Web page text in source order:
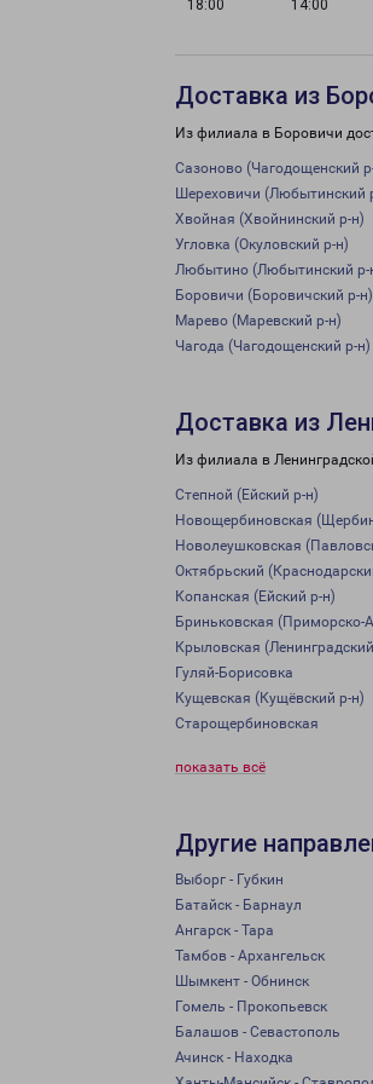
18:00
14:00
Доставка из
Из филиала в Боровичи
Сазоново (Чагодощенский
Шереховичи (Любытинский
Хвойная (Хвойнинский р-н)
Угловка (Окуловский р-н)
Любытино (Любытинский р-
Боровичи (Боровичский р-н)
Марево (Маревский р-н)
Чагода (Чагодощенский р-н)
Доставка из
Из филиала в
Степной (Ейский р-н)
Новощербиновская
Новолеушковская
Октябрьский
Копанская (Ейский р-н)
Бриньковская (Приморско-
Крыловская
Гуляй-Борисовка
Кущевская (Кущёвский р-н)
Старощербиновская
показать всё
Другие
Выборг - Губкин
Батайск - Барнаул
Ангарск - Тара
Тамбов - Архангельск
Шымкент - Обнинск
Гомель - Прокопьевск
Балашов - Севастополь
Ачинск - Находка